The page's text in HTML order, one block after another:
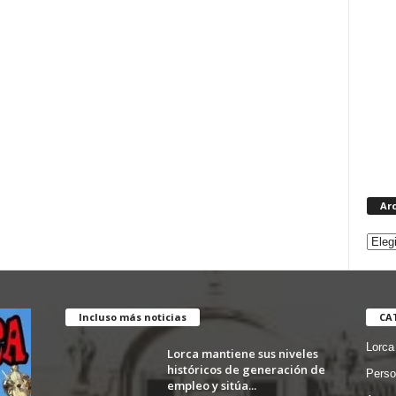
Incluso más noticias
Lorca mantiene sus niveles
históricos de generación de
empleo y sitúa...
Lorca